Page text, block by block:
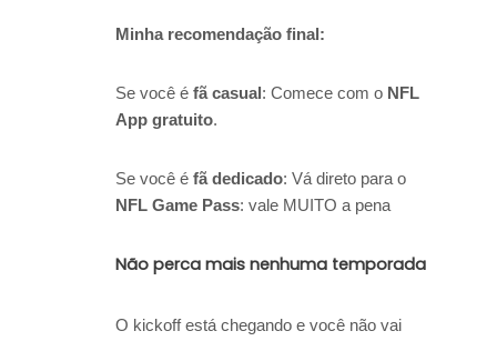
Minha recomendação final:
Se você é fã casual : Comece com o NFL
App gratuito.
Se você é fã dedicado: Vá direto para o
NFL Game Pass: vale MUITO a pena
Não perca mais nenhuma temporada
O kickoff está chegando e você não vai